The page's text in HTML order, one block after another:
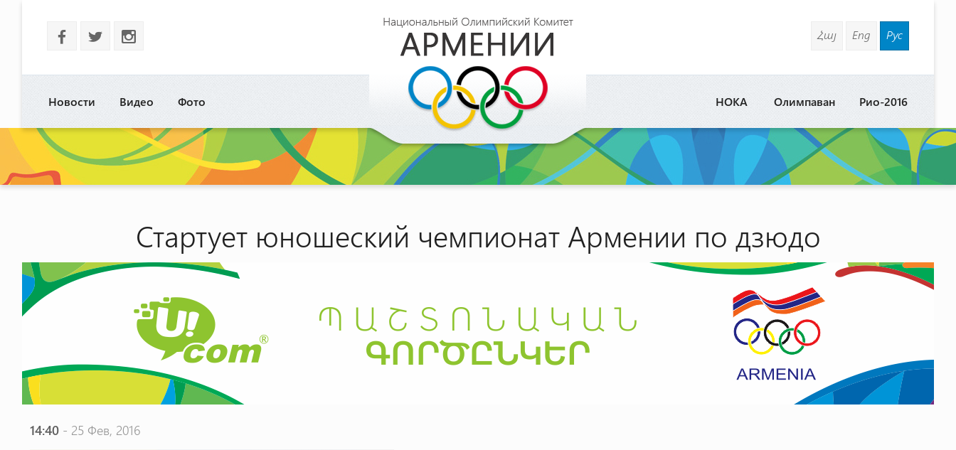
b a x Հայ Eng Рус
Новости Видео Фото Рио-2016
Олимпаван
НОКА
Стартует юношеский чемпионат Армении по дзюдо
14:40 - 25 Фев, 2016